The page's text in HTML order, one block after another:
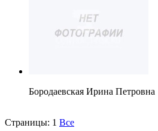
Бородаевская Ирина Петровна
Страницы: 1 Все